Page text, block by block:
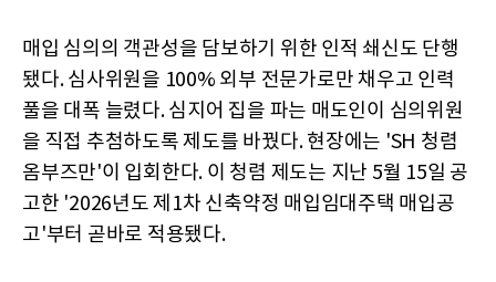
매입 심의의 객관성을 담보하기 위한 인적 쇄신도 단행
됐다. 심사위원을 100% 외부 전문가로만 채우고 인력
풀을 대폭 늘렸다. 심지어 집을 파는 매도인이 심의위원
을 직접 추첨하도록 제도를 바꿨다. 현장에는 'SH 청렴
옴부즈만'이 입회한다. 이 청렴 제도는 지난 5월 15일 공
고한 '2026년도 제1차 신축약정 매입임대주택 매입공
고'부터 곧바로 적용됐다.